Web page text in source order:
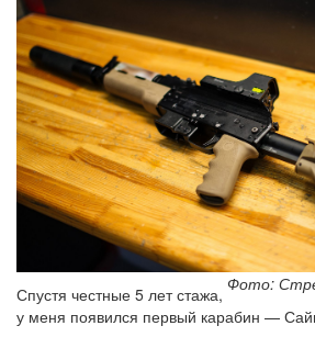
Фото:
Спустя честные 5 лет стажа,
у меня появился первый карабин —